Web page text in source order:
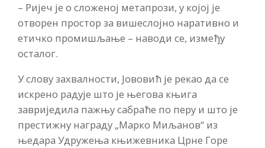
– Ријеч је о сложеној метапрози, у којој је
отворен простор за вишеслојно наративно и
етичко промишљање – наводи се, између
осталог.
У слову захвалности, Јововић је рекао да се
искрено радује што је његова књига
завриједила пажњу сабраће по перу и што је
престижну награду „Марко Миљанов“ из
њедара Удружења књижевника Црне Горе